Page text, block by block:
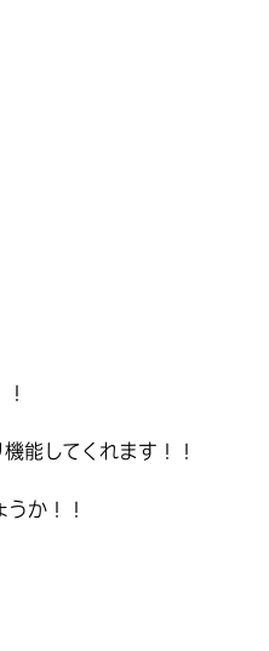
能してくれます！！
か！！